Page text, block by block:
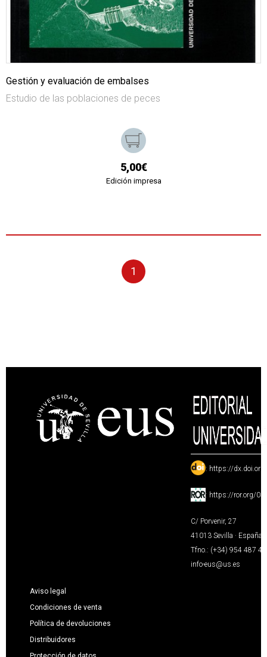
Gestión y evaluación de embalses
Estudio de las poblaciones de peces
5,00€
Edición impresa
1
: https://
: https://ror.org/
C/ Porvenir, 27
41013 Sevilla · España
Tfno.: (+34) 954 487
info-eus@us.es
Aviso legal
Condiciones de venta
Política de devoluciones
Distribuidores